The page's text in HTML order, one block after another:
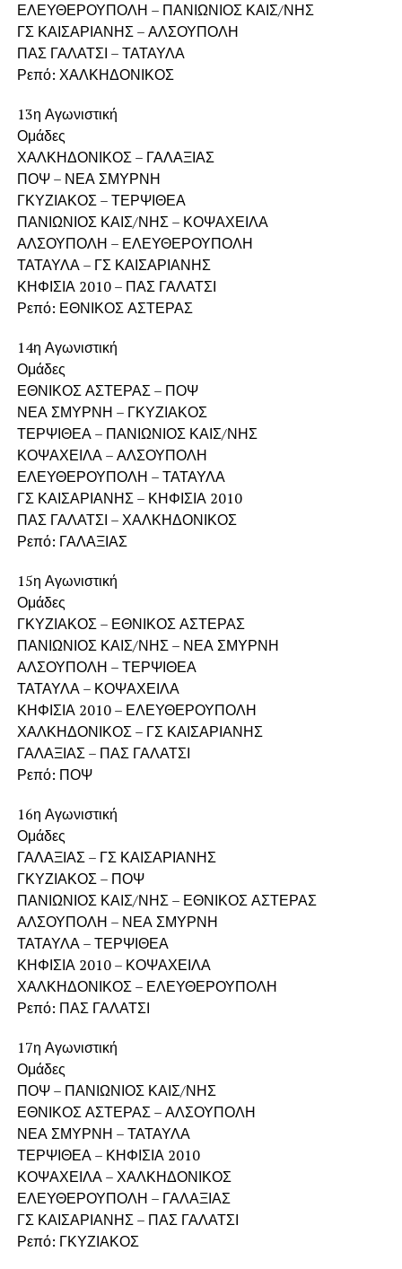
ΕΛΕΥΘΕΡΟΥΠΟΛΗ – ΠΑΝΙΩΝΙΟΣ ΚΑΙΣ/ΝΗΣ
ΓΣ ΚΑΙΣΑΡΙΑΝΗΣ – ΑΛΣΟΥΠΟΛΗ
ΠΑΣ ΓΑΛΑΤΣΙ – ΤΑΤΑΥΛΑ
Ρεπό: ΧΑΛΚΗΔΟΝΙΚΟΣ
13η Αγωνιστική
Ομάδες
ΧΑΛΚΗΔΟΝΙΚΟΣ – ΓΑΛΑΞΙΑΣ
ΠΟΨ – ΝΕΑ ΣΜΥΡΝΗ
ΓΚΥΖΙΑΚΟΣ – ΤΕΡΨΙΘΕΑ
ΠΑΝΙΩΝΙΟΣ ΚΑΙΣ/ΝΗΣ – ΚΟΨΑΧΕΙΛΑ
ΑΛΣΟΥΠΟΛΗ – ΕΛΕΥΘΕΡΟΥΠΟΛΗ
ΤΑΤΑΥΛΑ – ΓΣ ΚΑΙΣΑΡΙΑΝΗΣ
ΚΗΦΙΣΙΑ 2010 – ΠΑΣ ΓΑΛΑΤΣΙ
Ρεπό: ΕΘΝΙΚΟΣ ΑΣΤΕΡΑΣ
14η Αγωνιστική
Ομάδες
ΕΘΝΙΚΟΣ ΑΣΤΕΡΑΣ – ΠΟΨ
ΝΕΑ ΣΜΥΡΝΗ – ΓΚΥΖΙΑΚΟΣ
ΤΕΡΨΙΘΕΑ – ΠΑΝΙΩΝΙΟΣ ΚΑΙΣ/ΝΗΣ
ΚΟΨΑΧΕΙΛΑ – ΑΛΣΟΥΠΟΛΗ
ΕΛΕΥΘΕΡΟΥΠΟΛΗ – ΤΑΤΑΥΛΑ
ΓΣ ΚΑΙΣΑΡΙΑΝΗΣ – ΚΗΦΙΣΙΑ 2010
ΠΑΣ ΓΑΛΑΤΣΙ – ΧΑΛΚΗΔΟΝΙΚΟΣ
Ρεπό: ΓΑΛΑΞΙΑΣ
15η Αγωνιστική
Ομάδες
ΓΚΥΖΙΑΚΟΣ – ΕΘΝΙΚΟΣ ΑΣΤΕΡΑΣ
ΠΑΝΙΩΝΙΟΣ ΚΑΙΣ/ΝΗΣ – ΝΕΑ ΣΜΥΡΝΗ
ΑΛΣΟΥΠΟΛΗ – ΤΕΡΨΙΘΕΑ
ΤΑΤΑΥΛΑ – ΚΟΨΑΧΕΙΛΑ
ΚΗΦΙΣΙΑ 2010 – ΕΛΕΥΘΕΡΟΥΠΟΛΗ
ΧΑΛΚΗΔΟΝΙΚΟΣ – ΓΣ ΚΑΙΣΑΡΙΑΝΗΣ
ΓΑΛΑΞΙΑΣ – ΠΑΣ ΓΑΛΑΤΣΙ
Ρεπό: ΠΟΨ
16η Αγωνιστική
Ομάδες
ΓΑΛΑΞΙΑΣ – ΓΣ ΚΑΙΣΑΡΙΑΝΗΣ
ΓΚΥΖΙΑΚΟΣ – ΠΟΨ
ΠΑΝΙΩΝΙΟΣ ΚΑΙΣ/ΝΗΣ – ΕΘΝΙΚΟΣ ΑΣΤΕΡΑΣ
ΑΛΣΟΥΠΟΛΗ – ΝΕΑ ΣΜΥΡΝΗ
ΤΑΤΑΥΛΑ – ΤΕΡΨΙΘΕΑ
ΚΗΦΙΣΙΑ 2010 – ΚΟΨΑΧΕΙΛΑ
ΧΑΛΚΗΔΟΝΙΚΟΣ – ΕΛΕΥΘΕΡΟΥΠΟΛΗ
Ρεπό: ΠΑΣ ΓΑΛΑΤΣΙ
17η Αγωνιστική
Ομάδες
ΠΟΨ – ΠΑΝΙΩΝΙΟΣ ΚΑΙΣ/ΝΗΣ
ΕΘΝΙΚΟΣ ΑΣΤΕΡΑΣ – ΑΛΣΟΥΠΟΛΗ
ΝΕΑ ΣΜΥΡΝΗ – ΤΑΤΑΥΛΑ
ΤΕΡΨΙΘΕΑ – ΚΗΦΙΣΙΑ 2010
ΚΟΨΑΧΕΙΛΑ – ΧΑΛΚΗΔΟΝΙΚΟΣ
ΕΛΕΥΘΕΡΟΥΠΟΛΗ – ΓΑΛΑΞΙΑΣ
ΓΣ ΚΑΙΣΑΡΙΑΝΗΣ – ΠΑΣ ΓΑΛΑΤΣΙ
Ρεπό: ΓΚΥΖΙΑΚΟΣ